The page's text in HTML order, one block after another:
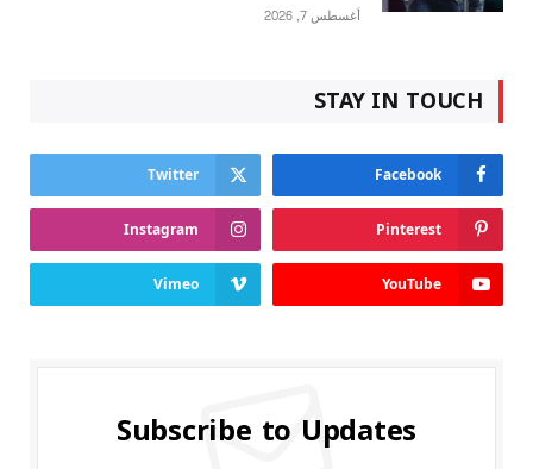
أغسطس 7, 2026
STAY IN TOUCH
Facebook
Twitter
Pinterest
Instagram
YouTube
Vimeo
Subscribe to Updates